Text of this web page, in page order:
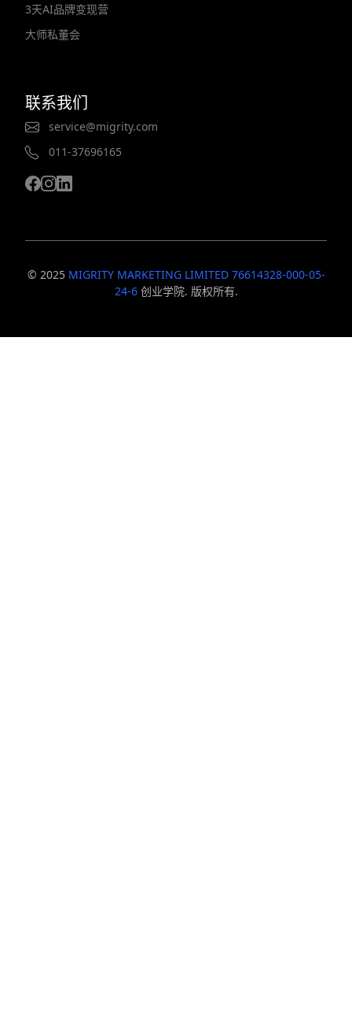
3天AI品牌变现营
大师私董会
联系我们
service@migrity.com
011-37696165
© 2025 MIGRITY MARKETING LIMITED 76614328-000-05-
24-6创业学院. 版权所有.